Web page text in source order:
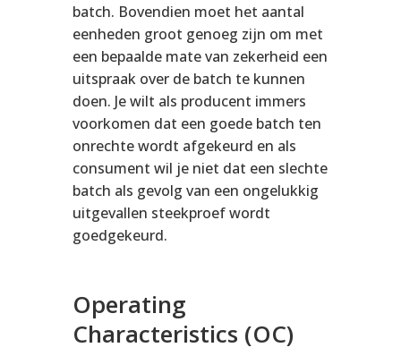
batch. Bovendien moet het aantal
eenheden groot genoeg zijn om met
een bepaalde mate van zekerheid een
uitspraak over de batch te kunnen
doen. Je wilt als producent immers
voorkomen dat een goede batch ten
onrechte wordt afgekeurd en als
consument wil je niet dat een slechte
batch als gevolg van een ongelukkig
uitgevallen steekproef wordt
goedgekeurd.
Operating
Characteristics (OC)